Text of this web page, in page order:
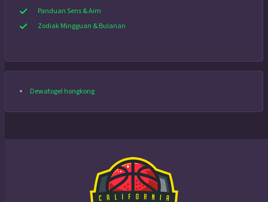
Panduan Sens & Aim
Zodiak Mingguan & Bulanan
Dewatogel hongkong